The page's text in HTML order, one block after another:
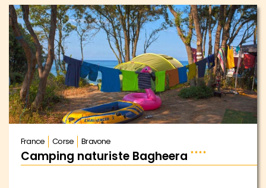
France Corse Bravone
Camping naturiste Bagheera